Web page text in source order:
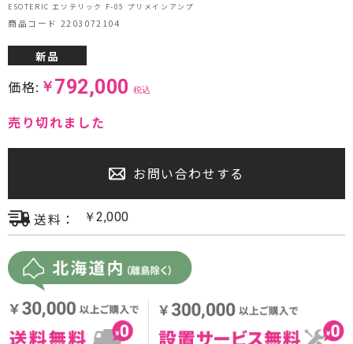
プロジェクター・スクリーン
サウンドバー・アンプ内蔵型スピーカー
センタースピーカー・サブウーファー
ESOTERIC エソテリック F-05 プリメインアンプ
商品コード 2203072104
新品
価格: ￥ 792,000 税込
売り切れました
お問い合わせする
送料： ￥2,000